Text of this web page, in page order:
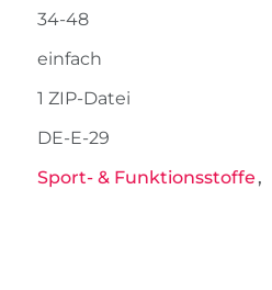
34-48
einfach
1 ZIP-Datei
DE-E-29
Sport- & Funktionsstoffe